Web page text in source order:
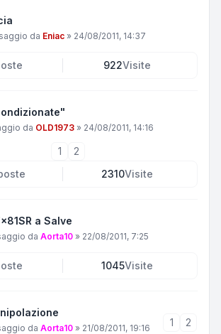
da Eniac » 24/08/2011, 14:37
922Visite
da OLD1973 » 24/08/2011, 14:16
1
2
2310Visite
a Salve
da Aorta10 » 22/08/2011, 7:25
1045Visite
da Aorta10 » 21/08/2011, 19:16 1 2